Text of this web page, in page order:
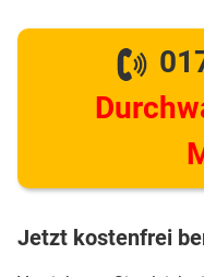
Jetzt kostenfrei